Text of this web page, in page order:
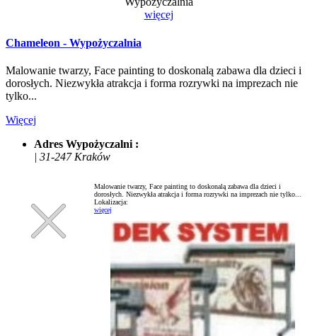
więcej
Chameleon - Wypożyczalnia
Malowanie twarzy, Face painting to doskonalą zabawa dla dzieci i
dorosłych. Niezwykła atrakcja i forma rozrywki na imprezach nie
tylko...
Więcej
Adres Wypożyczalni :
| 31-247 Kraków
Malowanie twarzy, Face painting to doskonalą zabawa dla dzieci i
dorosłych. Niezwykła atrakcja i forma rozrywki na imprezach nie tylko...
Lokalizacja:
więcej